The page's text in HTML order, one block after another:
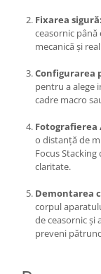
Fixarea sigură:
ceasornic
mecanică și
Configurarea
pentru a alege
cadre macro
Fotografierea
o distanță de
Focus
claritate.
Demontarea
corpul
de ceasornic și
preveni